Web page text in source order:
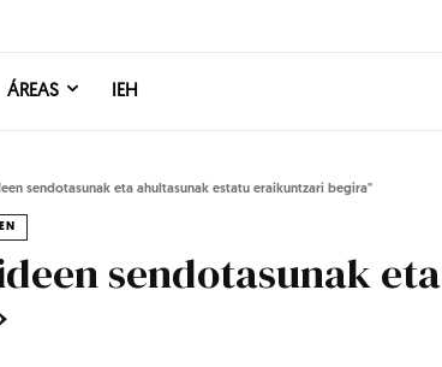
ÁREAS IEH
sendotasunak eta ahultasunak estatu eraikuntzari begira"
sendotasunak eta